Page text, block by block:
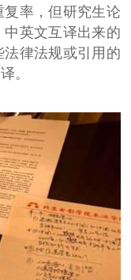
率，但研究生论
英文互译出来的
律法规或引用的
。